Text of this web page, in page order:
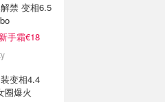
禁 变相6.5
手霜€18
变相4.4
圈爆火